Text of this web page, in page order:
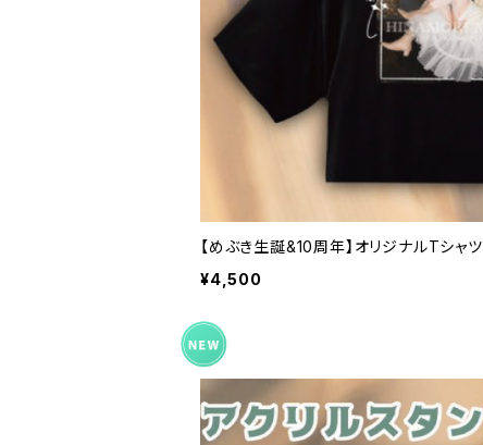
【めぶき生誕&10周年】オリジナルTシャツ
¥4,500